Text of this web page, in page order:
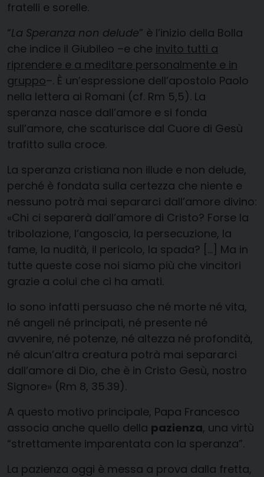
fratelli e sorelle.
“La Speranza non delude” è l’inizio della Bolla
che indice il Giubileo –e che invito tutti a
riprendere e a meditare personalmente e in
gruppo–. È un’espressione dell’apostolo Paolo
nella lettera ai Romani (cf. Rm 5,5). La
speranza nasce dall’amore e si fonda
sull’amore, che scaturisce dal Cuore di Gesù
trafitto sulla croce.
La speranza cristiana non illude e non delude,
perché è fondata sulla certezza che niente e
nessuno potrà mai separarci dall’amore divino:
«Chi ci separerà dall’amore di Cristo? Forse la
tribolazione, l’angoscia, la persecuzione, la
fame, la nudità, il pericolo, la spada? […] Ma in
tutte queste cose noi siamo più che vincitori
grazie a colui che ci ha amati.
Io sono infatti persuaso che né morte né vita,
né angeli né principati, né presente né
avvenire, né potenze, né altezza né profondità,
né alcun’altra creatura potrà mai separarci
dall’amore di Dio, che è in Cristo Gesù, nostro
Signore» (Rm 8, 35.39).
A questo motivo principale, Papa Francesco
associa anche quello della pazienza, una virtù
“strettamente imparentata con la speranza”.
La pazienza oggi è messa a prova dalla fretta,